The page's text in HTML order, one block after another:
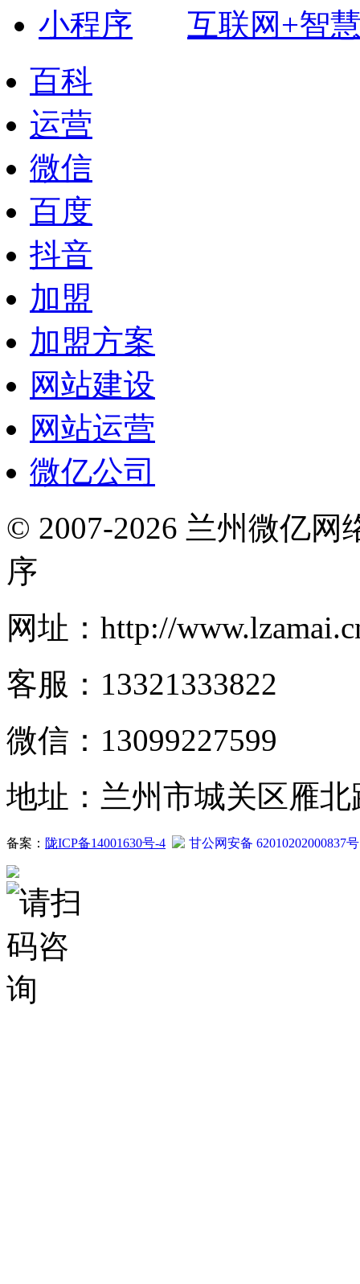
互联网+智
百科
运营
微信
百度
抖音
加盟
加盟方案
网站建设
网站运营
微亿公司
© 2007-2026 兰州微亿网
序
网址：http://
客服：13321333822
微信：13099227599
地址：兰州市城关区雁北
备案： 陇ICP备14001630号-4 甘公网安备 62010202000837号